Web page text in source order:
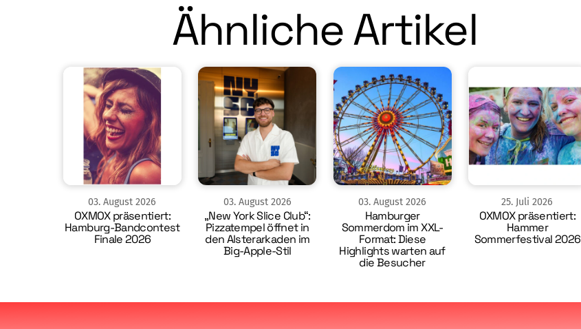
Ähnliche Artikel
03.August 2026
OXMOX präsentiert:
Hamburg-Bandcontest
Finale 2026
03. August 2026
„New York Slice Club“:
Pizzatempel öffnet in
den Alsterarkaden im
Big-Apple-Stil
03.August 2026
Hamburger
Sommerdom im XXL-
Format: Diese
Highlights warten auf
die Besucher
25. Juli 2026
OXMOX präsentiert:
Hammer
Sommerfestival 2026